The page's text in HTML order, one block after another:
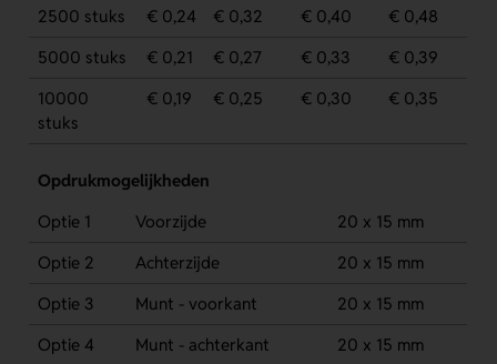
2500 stuks
€ 0,24 € 0,32 € 0,40
€ 0,48
5000 stuks
€ 0,21 € 0,27 € 0,33
€ 0,39
10000
stuks
€ 0,19 € 0,25 € 0,30 € 0,35
Opdrukmogelijkheden
Optie 1
Voorzijde
20 x 15 mm
Optie 2
Achterzijde
20 x 15 mm
Optie 3
Munt - voorkant
20 x 15 mm
Optie 4
Munt - achterkant 20 x 15 mm